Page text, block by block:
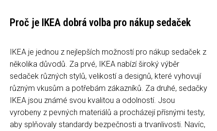
Proč je IKEA dobrá volba pro nákup sedaček
IKEA je jednou z nejlepších možností pro nákup sedaček z
několika důvodů. Za prvé, IKEA nabízí široký výběr
sedaček různých stylů, velikostí a designů, které vyhovují
různým vkusům a potřebám zákazníků. Za druhé, sedačky
IKEA jsou známé svou kvalitou a odolností. Jsou
vyrobeny z pevných materiálů a procházejí přísnými testy,
aby splňovaly standardy bezpečnosti a trvanlivosti. Navíc,